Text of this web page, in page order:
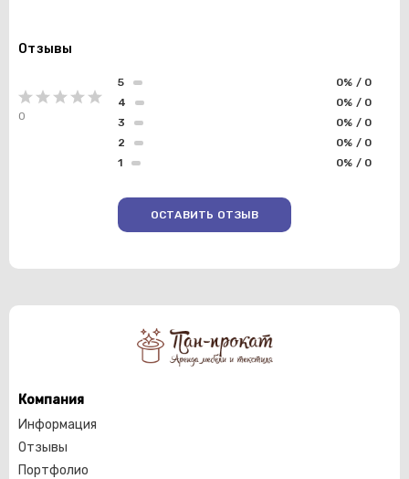
Отзывы
0
1 0% / 0
2 0% / 0
3 0% / 0
4 0% / 0
5 0% / 0
ОСТАВИТЬ ОТЗЫВ
Компания
Информация
Отзывы
Портфолио